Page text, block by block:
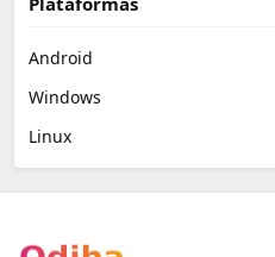
Android
Windows
Linux